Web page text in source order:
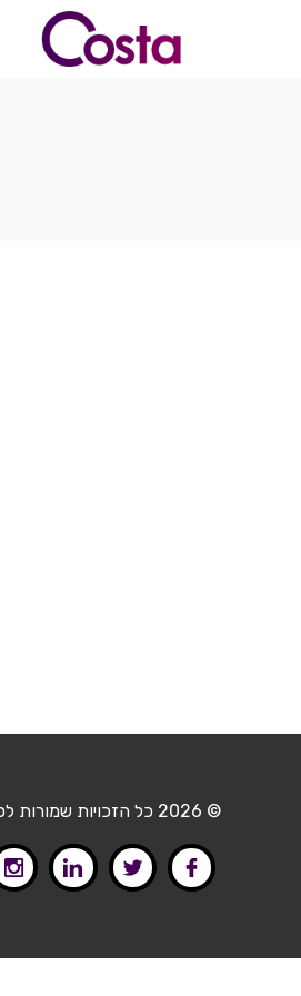
© 2026 כל הזכויות שמורות לסטודיו קוסטה.